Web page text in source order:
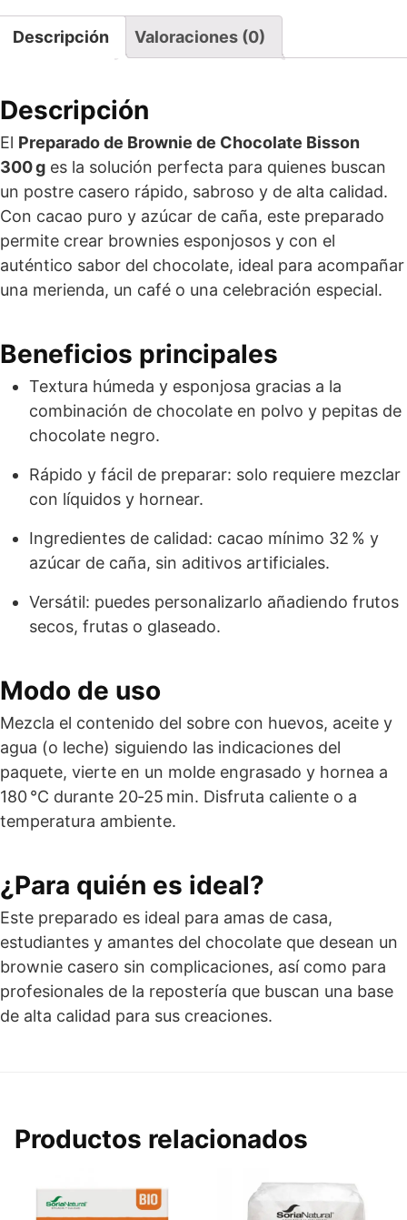
Descripción Valoraciones (0)
Descripción
El Preparado de Brownie de Chocolate Bisson
300 g es la solución perfecta para quienes buscan
un postre casero rápido, sabroso y de alta calidad.
Con cacao puro y azúcar de caña, este preparado
permite crear brownies esponjosos y con el
auténtico sabor del chocolate, ideal para acompañar
una merienda, un café o una celebración especial.
Beneficios principales
Textura húmeda y esponjosa gracias a la
combinación de chocolate en polvo y pepitas de
chocolate negro.
Rápido y fácil de preparar: solo requiere mezclar
con líquidos y hornear.
Ingredientes de calidad: cacao mínimo 32 % y
azúcar de caña, sin aditivos artificiales.
Versátil: puedes personalizarlo añadiendo frutos
secos, frutas o glaseado.
Modo de uso
Mezcla el contenido del sobre con huevos, aceite y
agua (o leche) siguiendo las indicaciones del
paquete, vierte en un molde engrasado y hornea a
180 °C durante 20‑25 min. Disfruta caliente o a
temperatura ambiente.
¿Para quién es ideal?
Este preparado es ideal para amas de casa,
estudiantes y amantes del chocolate que desean un
brownie casero sin complicaciones, así como para
profesionales de la repostería que buscan una base
de alta calidad para sus creaciones.
Productos relacionados